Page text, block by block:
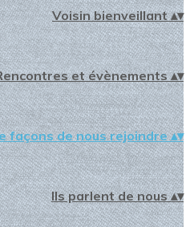
Voisin bienveillant▴▾
et évènements▴▾
façons de nous rejoindre▴▾
Ils parlent de nous▴▾